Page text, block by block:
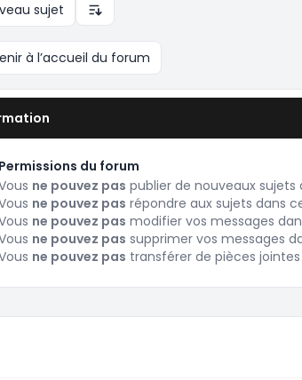
sujet Options d’affichage et de tri
à l’accueil du forum
Permissions du forum
ne pouvez pas publier de nouveaux
ne pouvez pas répondre aux sujets dans
ne pouvez pas modifier vos messages
ne pouvez pas supprimer vos messages
ne pouvez pas transférer de pièces